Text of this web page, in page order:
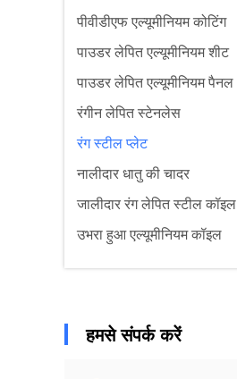
पीवीडीएफ एल्यूमीनियम कोटिंग
पाउडर लेपित एल्यूमीनियम शीट
पाउडर लेपित एल्यूमीनियम पैनल
रंगीन लेपित स्टेनलेस
रंग स्टील प्लेट
नालीदार धातु की चादर
जालीदार रंग लेपित स्टील कॉइल
उभरा हुआ एल्यूमीनियम कॉइल
हमसे संपर्क करें